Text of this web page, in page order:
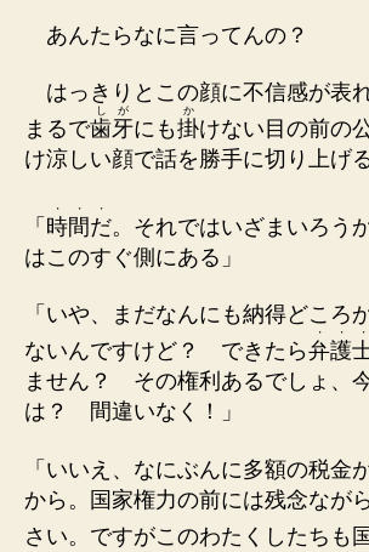
あんたらなに言ってんの？
はっきりとこの顔に不信感が表
まるで歯牙
しが
にも掛
か
けない目の前の
け涼しい顔で話を勝手に切り上げる
「 時
・
間
・
だ
・
。それではいざまいろう
はこのすぐ側にある」
「いや、まだなんにも納得どころ
ないんですけど？ できたら弁
・
護
・ ・
ません？ その権利あるでしょ、
は？ 間違いなく！」
「いいえ、なにぶんに多額の税金
から。国家権力の前には残念な
さい。ですがこのわたくしたちも